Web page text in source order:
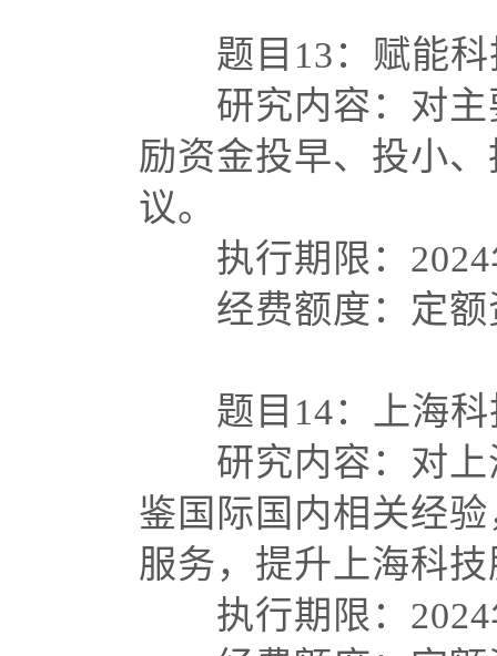
题目 13：赋能
研究内容：对主
励资金投早、投小
议。
执行期限：
经费额度：定额
题目 14：上海
研究内容：对上
鉴国际国内相关经
服务，提升上海科
执行期限：